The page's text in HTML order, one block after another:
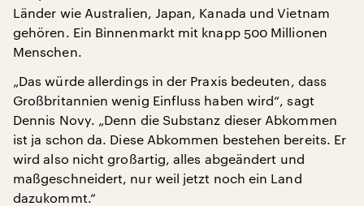
Länder wie Australien, Japan, Kanada und Vietnam
gehören. Ein Binnenmarkt mit knapp 500 Millionen
Menschen.
„Das würde allerdings in der Praxis bedeuten, dass
Großbritannien wenig Einfluss haben wird“, sagt
Dennis Novy. „Denn die Substanz dieser Abkommen
ist ja schon da. Diese Abkommen bestehen bereits. Er
wird also nicht großartig, alles abgeändert und
maßgeschneidert, nur weil jetzt noch ein Land
dazukommt.“